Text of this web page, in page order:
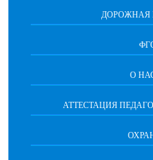
ДОРОЖНАЯ
О
АТТЕСТАЦИЯ